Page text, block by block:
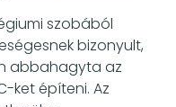
szobából
bizonyult,
abbahagyta az
ket építeni. Az